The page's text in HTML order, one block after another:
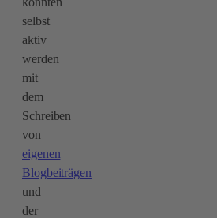
selbst
aktiv
werden
mit
dem
Schreiben
von
eigenen
Blogbeiträgen
und
der